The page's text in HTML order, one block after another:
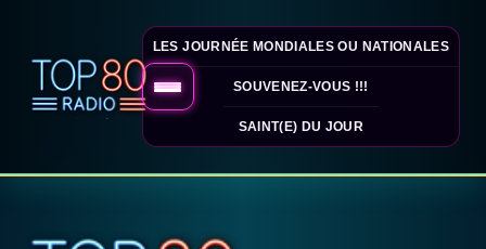
LES JOURNÉE MONDIALES OU NATIONALES
SOUVENEZ-VOUS !!!
SAINT(E) DU JOUR